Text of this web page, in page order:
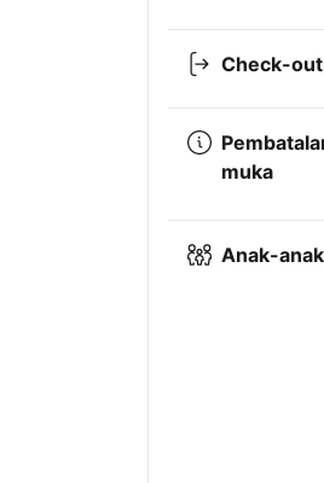
Check-out
muka
Anak-